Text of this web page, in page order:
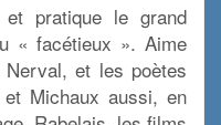
pratique le grand
« facétieux ». Aime
et les poètes
Michaux aussi, en